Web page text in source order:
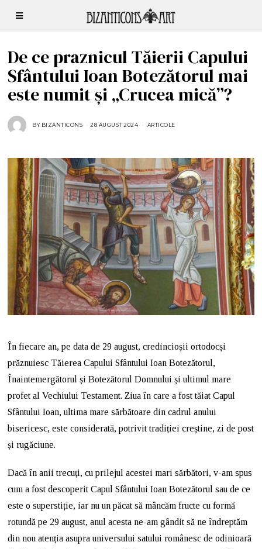
De ce praznicul Tăierii Capului
Sfântului Ioan Botezătorul mai
este numit și „Crucea mică”?
BY BIZANTICONS 28 AUGUST 2024
U
T
2
0
2
4
ARTICOLE
În fiecare an, pe data de 29 august, credincioșii ortodocși
prăznuiesc Tăierea Capului Sfântului Ioan Botezătorul,
Înaintemergătorul și Botezătorul Domnului și ultimul mare
profet al Vechiului Testament. Ziua în care a fost tăiat Capul
Sfântului Ioan, ultima mare sărbătoare din cadrul anului
bisericesc, este considerată, potrivit tradiției creștine, zi de post
și rugăciune.
Dacă în anii trecuți, cu prilejul acestei mari sărbători, v-am spus
cum a fost descoperit Capul Sfântului Ioan Botezătorul sau de ce
este o superstiție, iar nu un păcat să mâncăm fructe cu formă
rotundă pe 29 august, anul acesta ne-am gândit să ne îndreptăm
din nou atenția asupra universului satului românesc de odinioară